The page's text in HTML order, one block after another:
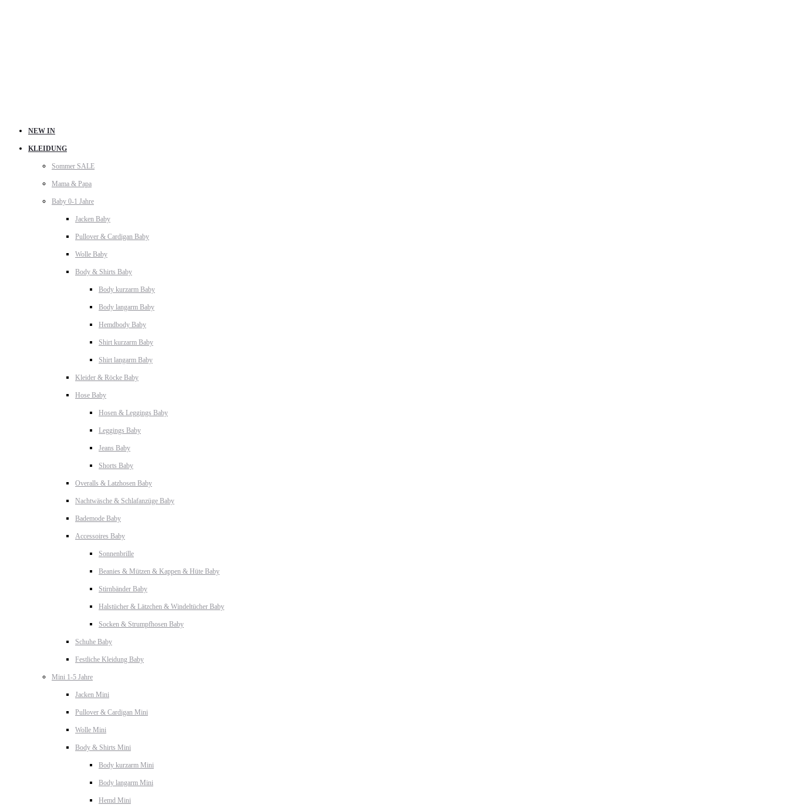
NEW IN
KLEIDUNG
Sommer SALE
Mama & Papa
Baby 0-1 Jahre
Jacken Baby
Pullover & Cardigan Baby
Wolle Baby
Body & Shirts Baby
Body kurzarm Baby
Body langarm Baby
Hemdbody Baby
Shirt kurzarm Baby
Shirt langarm Baby
Kleider & Röcke Baby
Hose Baby
Hosen & Leggings Baby
Leggings Baby
Jeans Baby
Shorts Baby
Overalls & Latzhosen Baby
Nachtwäsche & Schlafanzüge Baby
Bademode Baby
Accessoires Baby
Sonnenbrille
Beanies & Mützen & Kappen & Hüte Baby
Stirnbänder Baby
Halstücher & Lätzchen & Windeltücher Baby
Socken & Strumpfhosen Baby
Schuhe Baby
Festliche Kleidung Baby
Mini 1-5 Jahre
Jacken Mini
Pullover & Cardigan Mini
Wolle Mini
Body & Shirts Mini
Body kurzarm Mini
Body langarm Mini
Hemd Mini